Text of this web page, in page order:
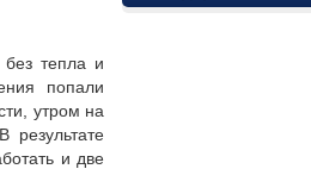
без тепла и
попали
утром на
и две